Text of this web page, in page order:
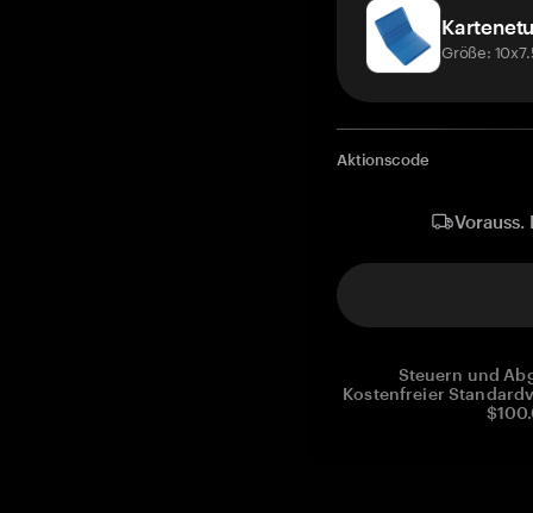
Größe:
Aktionscode
Steuern und
Kostenfreier